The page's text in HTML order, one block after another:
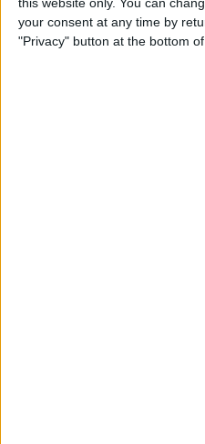
your consent at any time by
"Privacy" button at the bottom
Els renaixentistes eren tan
còmodes en Espanya
PerBlanca Garcia-Oliver